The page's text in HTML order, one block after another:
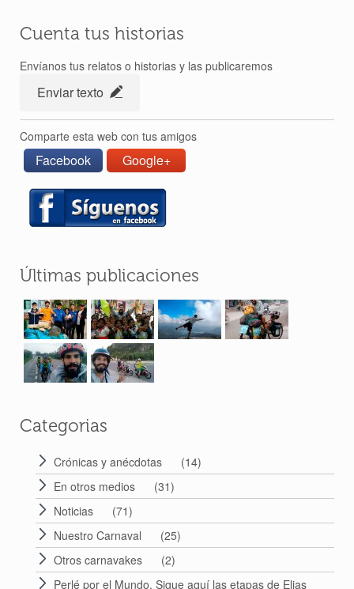
Cuenta tus historias
Envíanos tus relatos o historias y las publicaremos
Enviar texto
Comparte esta web con tus amigos
Facebook Google+
Últimas publicaciones
Categorias
Crónicas y anécdotas
(14)
En otros medios
(31)
Noticias
(71)
Nuestro Carnaval
(25)
Otros carnavakes
(2)
Perlé por el Mundo. Sigue aquí las etapas de Elias